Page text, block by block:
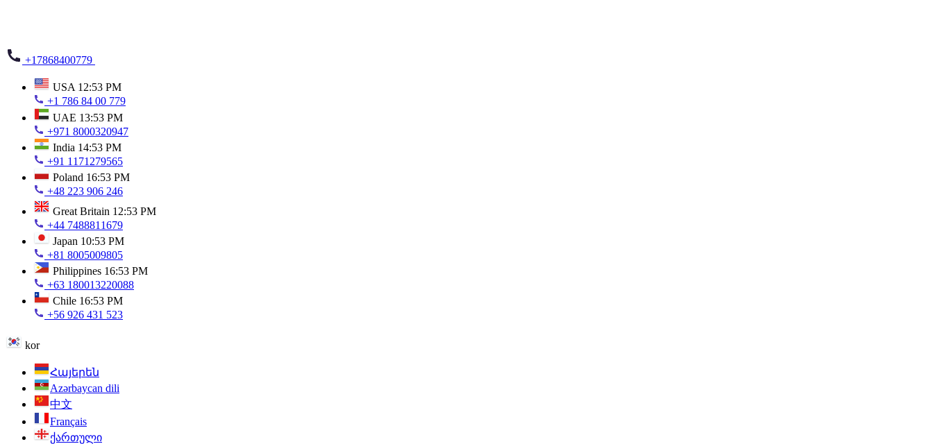
+17868400779
USA 12:53 PM
+1 786 84 00 779
UAE 13:53 PM
+971 8000320947
India 14:53 PM
+91 1171279565
Poland 16:53 PM
+48 223 906 246
Great Britain 12:53 PM
+44 7488811679
Japan 10:53 PM
+81 8005009805
Philippines 16:53 PM
+63 180013220088
Chile 16:53 PM
+56 926 431 523
kor
Հայերեն
Azərbaycan dili
中文
Français
ქართული